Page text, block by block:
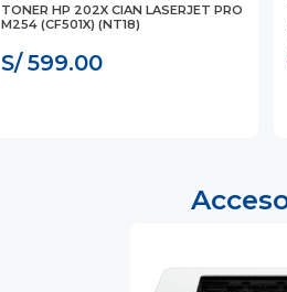
TONER HP 202X CIAN LASERJET PRO
M254 (CF501X) (NT18)
S/ 599.00